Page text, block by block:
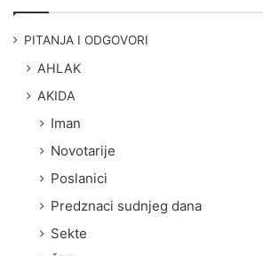
PITANJA I ODGOVORI
AHLAK
AKIDA
Iman
Novotarije
Poslanici
Predznaci sudnjeg dana
Sekte